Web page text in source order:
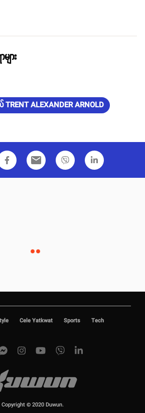
ား
ALEXANDER ARNOLD
email
Cele Yatkwat Sports Tech
Copyright © 2020 Duwun.